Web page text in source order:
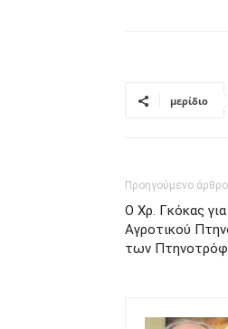
μερίδιο
Προηγούμενο άρθρο
Ο Χρ. Γκόκας
Αγροτικού
των